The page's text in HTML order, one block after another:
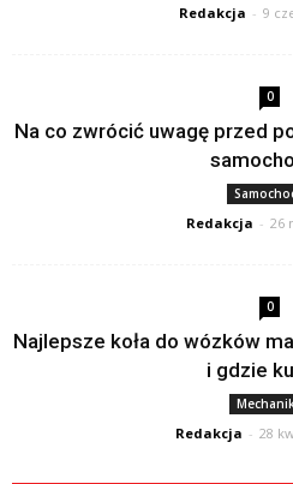
Redakcja - 9
0
Na co zwrócić uwagę przed
Redakcja - 26
0
Najlepsze koła do wózków
i gdzie
Redakcja - 28